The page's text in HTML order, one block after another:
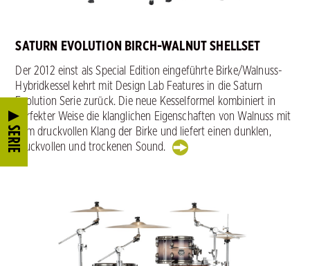
SATURN EVOLUTION BIRCH-WALNUT SHELLSET
Der 2012 einst als Special Edition eingeführte Birke/Walnuss-
Hybridkessel kehrt mit Design Lab Features in die Saturn
Evolution Serie zurück. Die neue Kesselformel kombiniert in
perfekter Weise die klanglichen Eigenschaften von Walnuss mit
dem druckvollen Klang der Birke und liefert einen dunklen,
druckvollen und trockenen Sound.
SERIE